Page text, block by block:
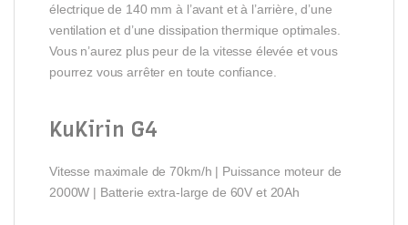
électrique de 140 mm à l’avant et à l’arrière, d’une
ventilation et d’une dissipation thermique optimales.
Vous n’aurez plus peur de la vitesse élevée et vous
pourrez vous arrêter en toute confiance.
KuKirin G4
Vitesse maximale de 70km/h | Puissance moteur de
2000W | Batterie extra-large de 60V et 20Ah